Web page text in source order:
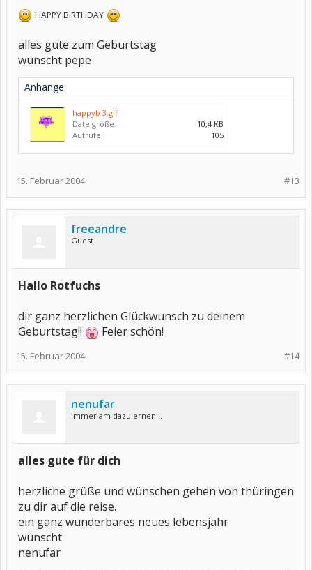
HAPPY BIRTHDAY
alles gute zum Geburtstag
wünscht pepe
Anhänge:
happyb 3.gif
Dateigröße:
10,4 KB
Aufrufe:
105
#13
15. Februar 2004
freeandre
Guest
Hallo Rotfuchs
dir ganz herzlichen Glückwunsch zu deinem
Geburtstag!!
Feier schön!
#14
15. Februar 2004
nenufar
immer am dazulernen...
alles gute für dich
herzliche grüße und wünschen gehen von thüringen
zu dir auf die reise.
ein ganz wunderbares neues lebensjahr
wünscht
nenufar